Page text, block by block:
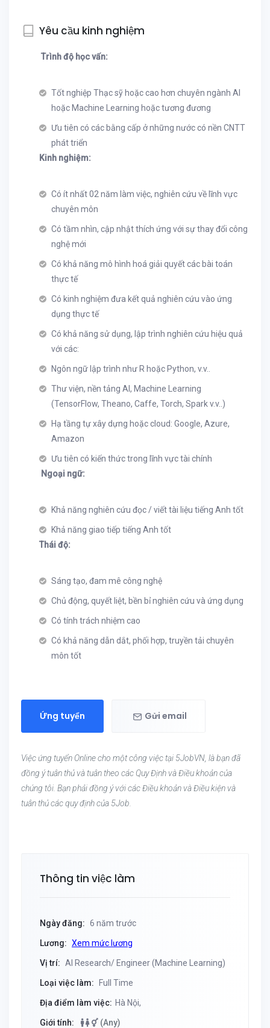
Yêu cầu kinh nghiệm
Trình độ học vấn:
Tốt nghiệp Thạc sỹ hoặc cao hơn chuyên ngành AI
hoặc Machine Learning hoặc tương đương
Ưu tiên có các bằng cấp ở những nước có nền CNTT
phát triển
Kinh nghiệm:
Có ít nhất 02 năm làm việc, nghiên cứu về lĩnh vực
chuyên môn
Có tầm nhìn, cập nhật thích ứng với sự thay đổi công
nghệ mới
Có khả năng mô hình hoá giải quyết các bài toán
thực tế
Có kinh nghiệm đưa kết quả nghiên cứu vào ứng
dụng thực tế
Có khả năng sử dụng, lập trình nghiên cứu hiệu quả
với các:
Ngôn ngữ lập trình như R hoặc Python, v.v..
Thư viện, nền tảng AI, Machine Learning
(TensorFlow, Theano, Caffe, Torch, Spark v.v..)
Hạ tầng tự xây dựng hoặc cloud: Google, Azure,
Amazon
Ưu tiên có kiến thức trong lĩnh vực tài chính
Ngoại ngữ:
Khả năng nghiên cứu đọc / viết tài liệu tiếng Anh tốt
Khả năng giao tiếp tiếng Anh tốt
Thái độ:
Sáng tạo, đam mê công nghệ
Chủ động, quyết liệt, bền bỉ nghiên cứu và ứng dụng
Có tính trách nhiệm cao
Có khả năng dẫn dắt, phối hợp, truyền tải chuyên
môn tốt
Ứng tuyển Gửi email
Việc ứng tuyển Online cho một công việc tại 5JobVN, là bạn đã
đồng ý tuân thủ và tuân theo các Quy Định và Điều khoản của
chúng tôi. Bạn phải đồng ý với các Điều khoản và Điều kiện và
tuân thủ các quy định của 5Job.
Thông tin việc làm
Ngày đăng: 6 năm trước
Lương: Xem mức lương
Vị trí: AI Research/ Engineer (Machine Learning)
Loại việc làm: Full Time
Địa điểm làm việc: Hà Nội,
Giới tính: (Any)